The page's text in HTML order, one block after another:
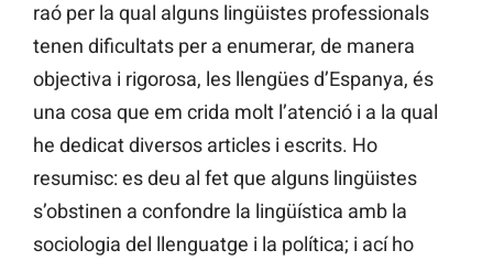
raó per la qual alguns lingüistes professionals
tenen dificultats per a enumerar, de manera
objectiva i rigorosa, les llengües d’Espanya, és
una cosa que em crida molt l’atenció i a la qual
he dedicat diversos articles i escrits. Ho
resumisc: es deu al fet que alguns lingüistes
s’obstinen a confondre la lingüística amb la
sociologia del llenguatge i la política; i ací ho